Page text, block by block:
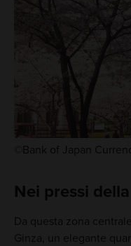
©Bank of Japan
Nei pressi
Da questa zona
Ginza, un elegante